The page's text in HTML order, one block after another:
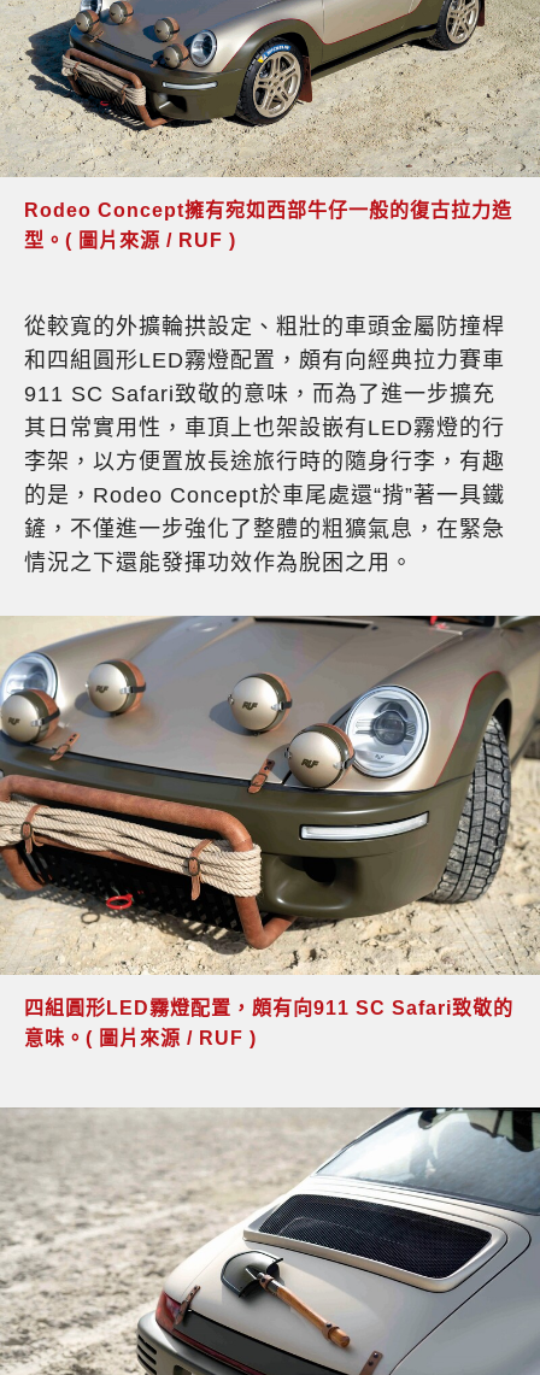
Rodeo Concept擁有宛如西部牛仔一般的復古拉力造
型。( 圖片來源 / RUF )
從較寬的外擴輪拱設定、粗壯的車頭金屬防撞桿
和四組圓形LED霧燈配置，頗有向經典拉力賽車
911 SC Safari致敬的意味，而為了進一步擴充
其日常實用性，車頂上也架設嵌有LED霧燈的行
李架，以方便置放長途旅行時的隨身行李，有趣
的是，Rodeo Concept於車尾處還“揹”著一具鐵
鏟，不僅進一步強化了整體的粗獷氣息，在緊急
情況之下還能發揮功效作為脫困之用。
四組圓形LED霧燈配置，頗有向911 SC Safari致敬的
意味。( 圖片來源 / RUF )